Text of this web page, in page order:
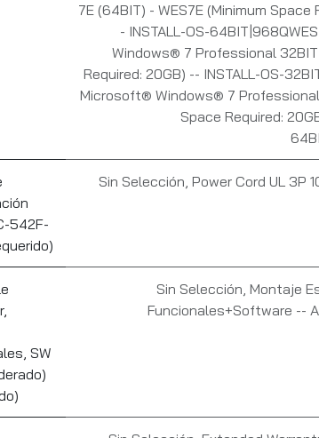
7E (64BIT) - WES7E (Minimum Space
- INSTALL-OS-
Windows® 7 Professional
Required: 20GB) -- INSTALL-OS-
Microsoft® Windows® 7
Space Required:
542F-
Sin Selección, Power Cord UL 3P
SW
Sin Selección, Montaje
Funcionales+Software --